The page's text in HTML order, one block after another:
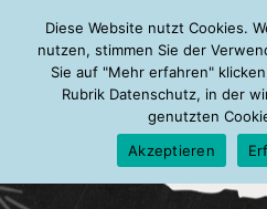
Friday, 07.08.2026
Mein Account
About
Diese Website nutzt Cookies.
nutzen, stimmen Sie der
Sie auf "Mehr erfahren"
Rubrik Datenschutz, in der
genutzten
Akzeptieren